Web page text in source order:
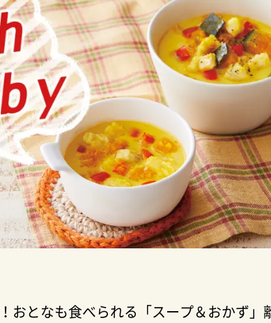
おとなも食べられる「スープ＆おかず」